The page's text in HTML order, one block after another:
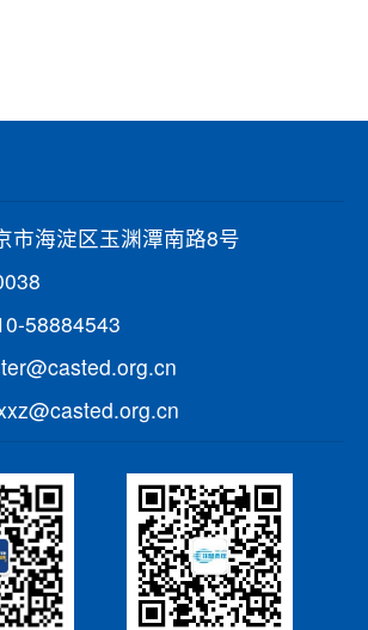
市海淀区玉渊潭南路8号
58884543